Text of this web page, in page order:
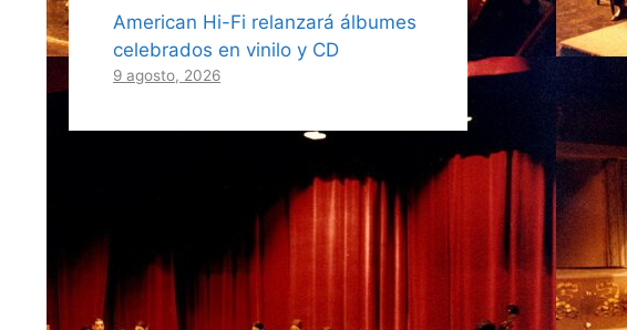
American Hi-Fi relanzará álbumes
celebrados en vinilo y CD
9 agosto, 2026